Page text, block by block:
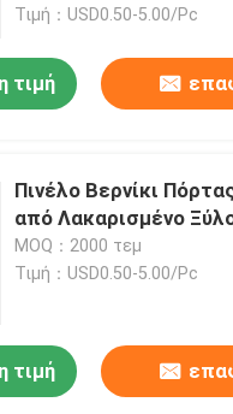
Τιμή：USD0.50-5.00/Pc
τιμή
Πινέλο Βερνίκι
από Λακαρισμένο
MOQ：2000 τεμ
Τιμή：USD0.50-5.00/Pc
τιμή